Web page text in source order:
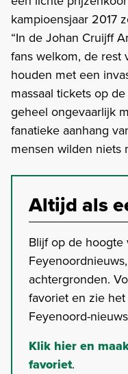
kampioensjaar 2017
“In de Johan Cruijff
fans welkom, de rest
houden met een
massaal tickets op
geheel ongevaarlijk
fanatieke aanhang
mensen wilden niets
Altijd als
Blijf op de hoogte
achtergronden.
favoriet en zie
Feyenoord-
Klik hier en
favoriet.